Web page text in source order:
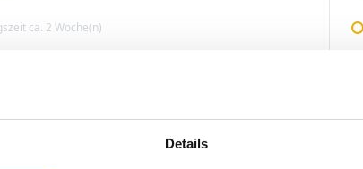
Details
ca. 2 Woche(n)